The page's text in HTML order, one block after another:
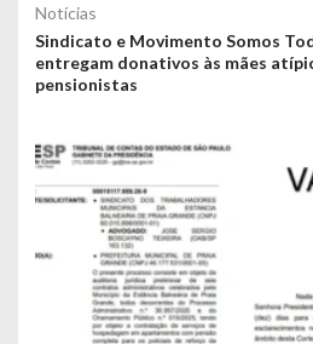
Notícias
Sindicato e Movimento Somos
entregam donativos às mães
pensionistas